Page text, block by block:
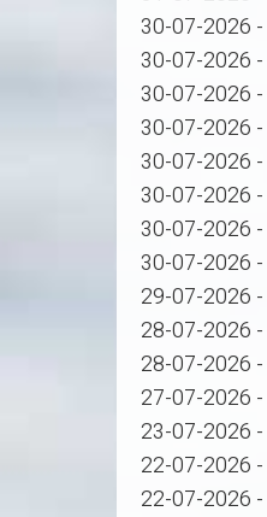
30-07-2026 -
30-07-2026 -
30-07-2026 -
30-07-2026 -
30-07-2026 -
30-07-2026 -
30-07-2026 -
30-07-2026 -
29-07-2026 -
28-07-2026 -
28-07-2026 -
27-07-2026 -
23-07-2026 -
22-07-2026 -
22-07-2026 -